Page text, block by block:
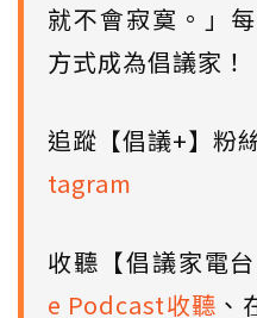
就不會寂寞。」
方式成為倡議家！
追蹤【倡議+】粉
tagram
收聽【倡議家電
e Podcast收聽 、